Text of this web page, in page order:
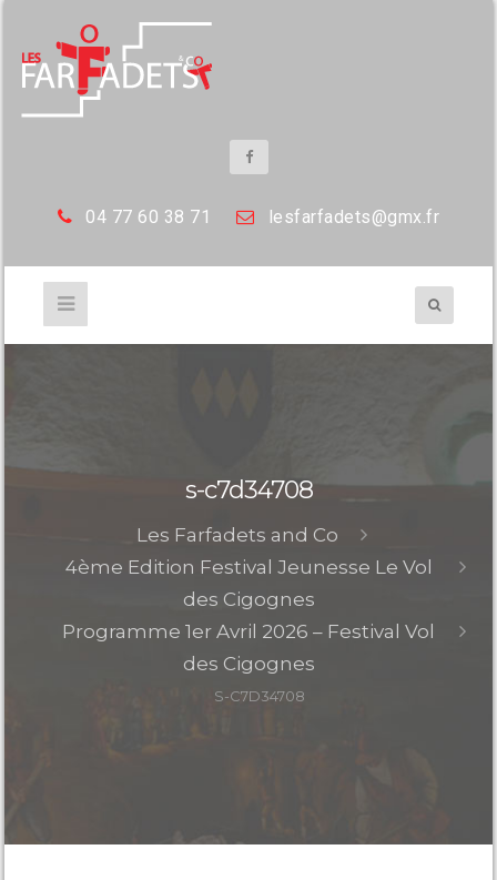
04 77 60 38 71 lesfarfadets@gmx.fr
s-c7d34708
Les Farfadets and Co
4ème Edition Festival Jeunesse Le Vol
des Cigognes
Programme 1er Avril 2026 – Festival Vol
des Cigognes
S-C7D34708